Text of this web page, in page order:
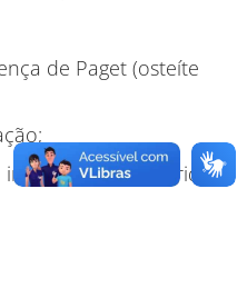
de Paget (osteíte
imunológica adquirida